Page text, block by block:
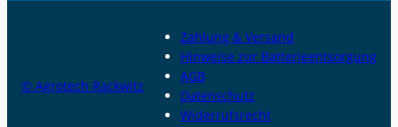
© Agrotech Rackwitz
Zahlung & Versand
Hinweise zur Batterieentsorgung
AGB
Datenschutz
Widerrufsrecht